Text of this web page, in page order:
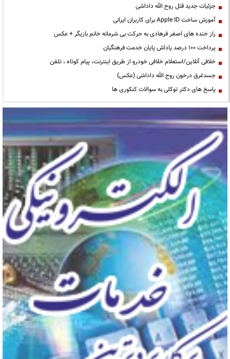
جزئیات جدید قتل روح الله داداشی
آموزش ساخت Apple ID برای کاربران ایرانی
راز خنده های اصغر فرهادی به حرکت بی شرمانه خانم بازیگر + عکس
پرداخت ۱۰۰ درصد پاداش پایان خدمت فرهنگیان
خلافی آنلاین/استعلام خلافی خودرو از طریق اینترنت، پیام کوتاه ، تلفن
جسدغرق درخون روح الله داداشی (عکس)
پاسخ های دکتر توکلی به سوالات کنکوری ها